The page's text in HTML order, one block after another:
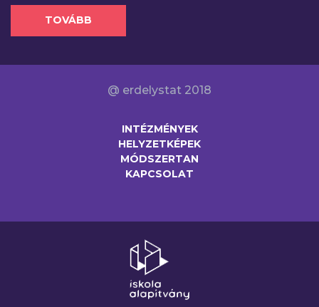
TOVÁBB
@ erdelystat 2018
INTÉZMÉNYEK
HELYZETKÉPEK
MÓDSZERTAN
KAPCSOLAT